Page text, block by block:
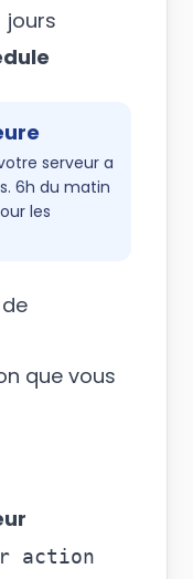
jours
serveur a
6h du matin
les
que vous
action